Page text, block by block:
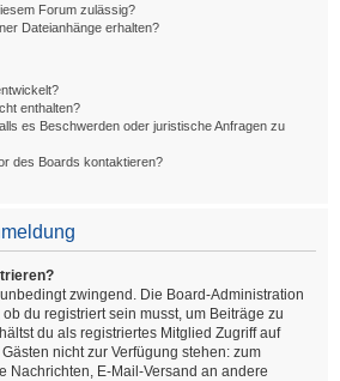
Forum zulässig?
Dateianhänge erhalten?
enthalten?
es Beschwerden oder juristische Anfragen zu
des Boards kontaktieren?
zwingend. Die Board-Administration
du registriert sein musst, um Beiträge zu
du als registriertes Mitglied Zugriff auf
nicht zur Verfügung stehen: zum
Nachrichten, E-Mail-Versand an andere